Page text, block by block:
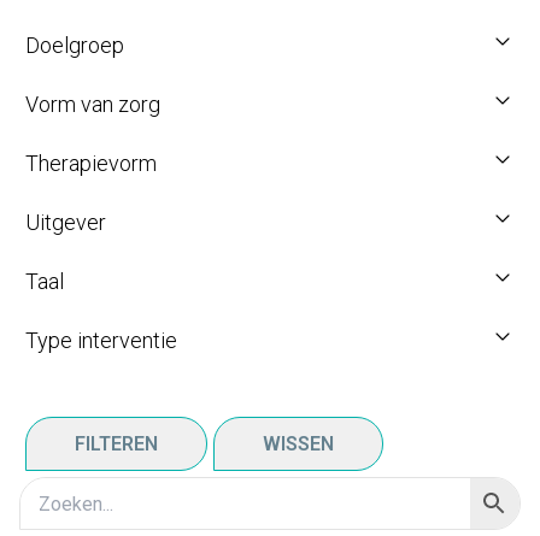
Doelgroep
Vorm van zorg
Therapievorm
Uitgever
Taal
Type interventie
FILTEREN WISSEN